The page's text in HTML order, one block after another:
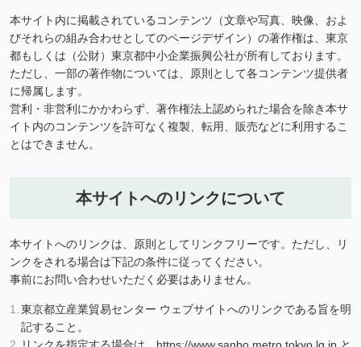
本サイト内に掲載されているコンテンツ（文章や写真、映像、およ
びそれらの組み合わせとしてのページデザイン）の著作権は、東京
都もしくは（公財）東京都中小企業振興公社が所有しております。
ただし、一部の著作物については、原則として各コンテンツ提供者
に帰属します。
営利・非営利にかかわらず、著作権法上認められた場合を除き本サ
イト内のコンテンツを許可なく複製、転用、販売などに利用するこ
とはできません。
本サイトへのリンクについて
本サイトへのリンクは、原則としてリンクフリーです。ただし、リ
ンクをされる場合は下記の条件に従ってください。
事前にお問い合わせいただく必要はありません。
東京都立産業貿易センター ウェブサイトへのリンクである旨を明
記すること。